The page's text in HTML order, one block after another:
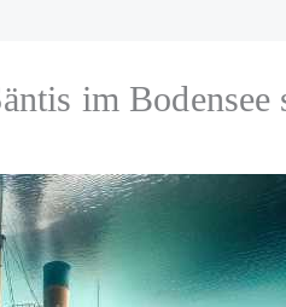
im Bodensee